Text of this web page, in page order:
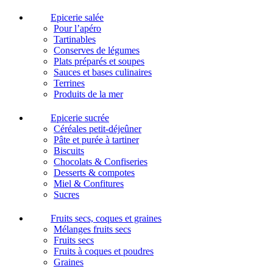
Epicerie salée
Pour l’apéro
Tartinables
Conserves de légumes
Plats préparés et soupes
Sauces et bases culinaires
Terrines
Produits de la mer
Epicerie sucrée
Céréales petit-déjeûner
Pâte et purée à tartiner
Biscuits
Chocolats & Confiseries
Desserts & compotes
Miel & Confitures
Sucres
Fruits secs, coques et graines
Mélanges fruits secs
Fruits secs
Fruits à coques et poudres
Graines